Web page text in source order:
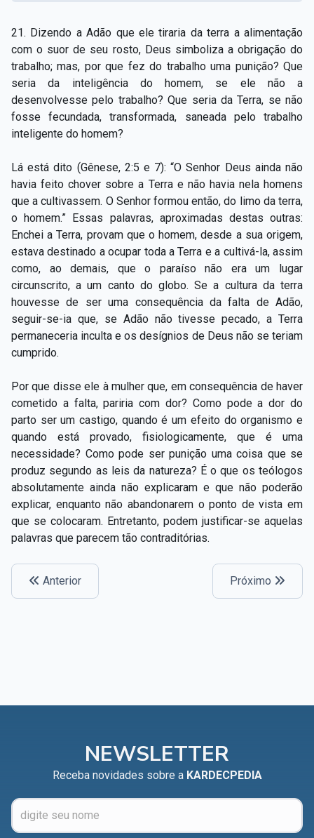
21. Dizendo a Adão que ele tiraria da terra a alimentação
com o suor de seu rosto, Deus simboliza a obrigação do
trabalho; mas, por que fez do trabalho uma punição? Que
seria da inteligência do homem, se ele não a
desenvolvesse pelo trabalho? Que seria da Terra, se não
fosse fecundada, transformada, saneada pelo trabalho
inteligente do homem?
Lá está dito (Gênese, 2:5 e 7): “O Senhor Deus ainda não
havia feito chover sobre a Terra e não havia nela homens
que a cultivassem. O Senhor formou então, do limo da terra,
o homem.” Essas palavras, aproximadas destas outras:
Enchei a Terra, provam que o homem, desde a sua origem,
estava destinado a ocupar toda a Terra e a cultivá-la, assim
como, ao demais, que o paraíso não era um lugar
circunscrito, a um canto do globo. Se a cultura da terra
houvesse de ser uma consequência da falta de Adão,
seguir-se-ia que, se Adão não tivesse pecado, a Terra
permaneceria inculta e os desígnios de Deus não se teriam
cumprido.
Por que disse ele à mulher que, em consequência de haver
cometido a falta, pariria com dor? Como pode a dor do
parto ser um castigo, quando é um efeito do organismo e
quando está provado, fisiologicamente, que é uma
necessidade? Como pode ser punição uma coisa que se
produz segundo as leis da natureza? É o que os teólogos
absolutamente ainda não explicaram e que não poderão
explicar, enquanto não abandonarem o ponto de vista em
que se colocaram. Entretanto, podem justificar-se aquelas
palavras que parecem tão contraditórias.
Anterior Próximo
NEWSLETTER
Receba novidades sobre a KARDECPEDIA